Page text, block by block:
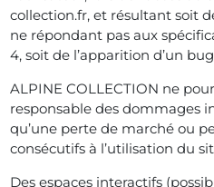
collection.fr, et résultant soit
ne répondant pas aux
4, soit de l’apparition d’un
ALPINE COLLECTION ne
responsable des dommages
qu’une perte de marché ou
consécutifs à l’utilisation du
Des espaces interactifs